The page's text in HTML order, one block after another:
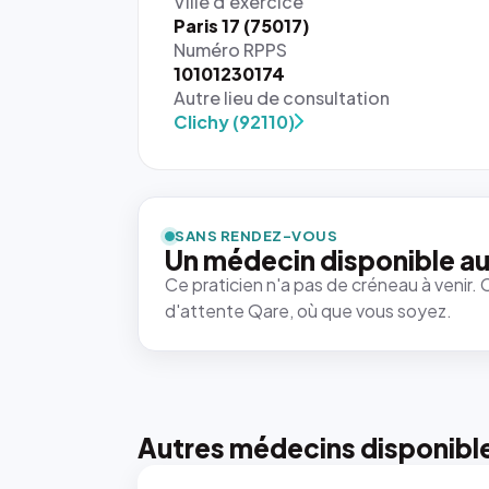
Paris 17 (75017)
Numéro RPPS
10101230174
Autre lieu de consultation
Clichy (92110)
SANS RENDEZ-VOUS
Un médecin disponible
Ce praticien n'a pas de créneau à
d'attente Qare, où que vous soyez.
Autres médecins
rendue par
`.profile-
picture`,
et un
rapport 1:1
qui reste
juste à
photo est
recadrée